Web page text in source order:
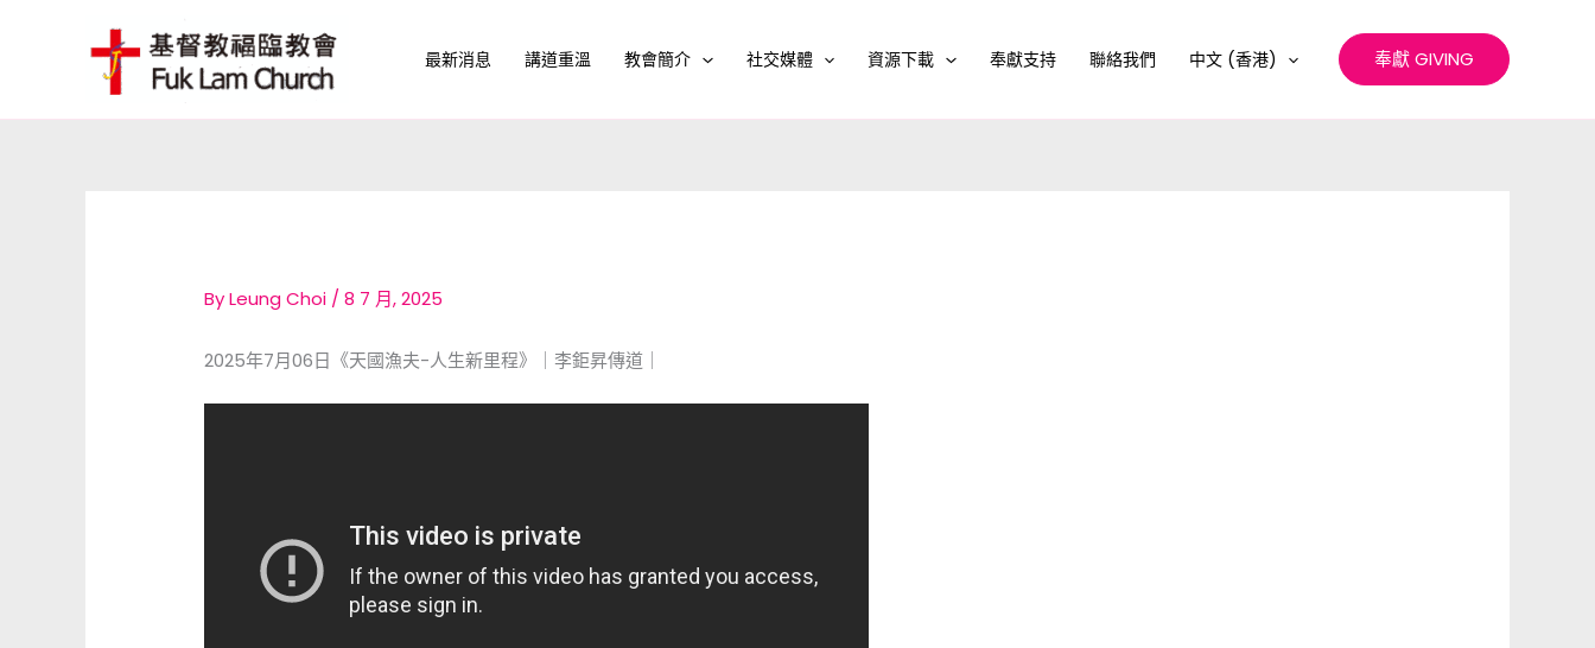
最新消息 講道重溫 教會簡介 社交媒體 資源下載 奉獻支持 聯絡我們 中文 (香港) 奉獻 GIVING
ByLeung Choi /8 7 月, 2025
2025年7月06日《天國漁夫-人生新里程》｜李鉅昇傳道｜